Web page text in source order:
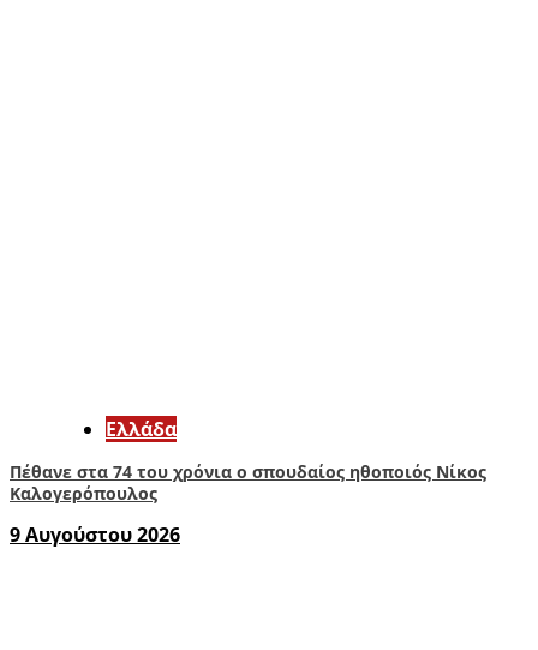
Ελλάδα
Πέθανε στα 74 του χρόνια ο σπουδαίος ηθοποιός Νίκος
Καλογερόπουλος
9 Αυγούστου 2026